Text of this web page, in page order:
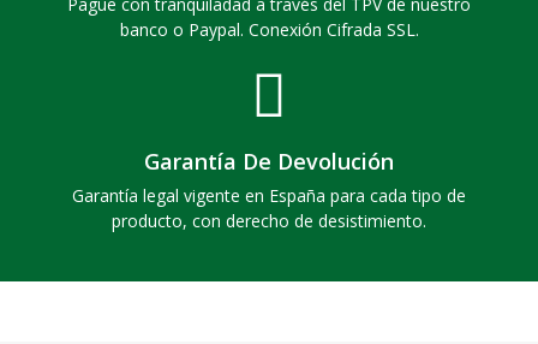
banco o Paypal. Conexión Cifrada SSL.
Garantía De Devolución
Garantía legal vigente en España para cada tipo de
producto, con derecho de desistimiento.